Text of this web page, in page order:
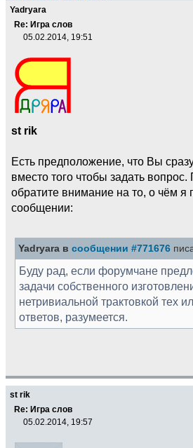
Yadryara
Re: Игра слов
05.02.2014, 19:51
st rik
Есть предположение, что Вы
вместо того чтобы задать
обратите внимание на то, о чём я
сообщении:
Yadryara в сообщении #771676
Буду рад, если форумчане
задачи собственного
нетривиальной трактовкой тех
ответов, разумеется.
st rik
Re: Игра слов
05.02.2014, 19:57